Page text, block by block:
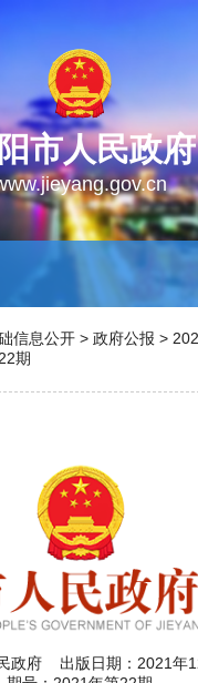
市人民政府
信息公开 > 政府公报 >
期
政府 出版日期：2021